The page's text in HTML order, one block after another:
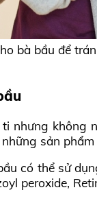
bà bầu để
nhưng
sản
có thể sử
peroxide,